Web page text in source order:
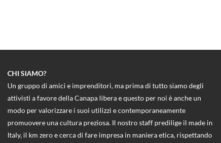
CHI SIAMO?
Un gruppo di amici e imprenditori, ma prima di tutto siamo degli
attivisti a favore della Canapa libera e questo per noi è anche un
modo per valorizzare i suoi utilizzi e contemporaneamente
promuovere una cultura preziosa. Il nostro staff predilige il made in
Italy, il km zero e cerca di fare impresa in maniera etica, rispettando